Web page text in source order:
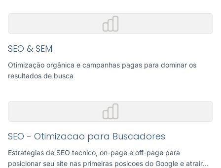
SEO & SEM
Otimização orgânica e campanhas pagas para dominar os
resultados de busca
SEO - Otimizacao para Buscadores
Estrategias de SEO tecnico, on-page e off-page para
posicionar seu site nas primeiras posicoes do Google e atrair